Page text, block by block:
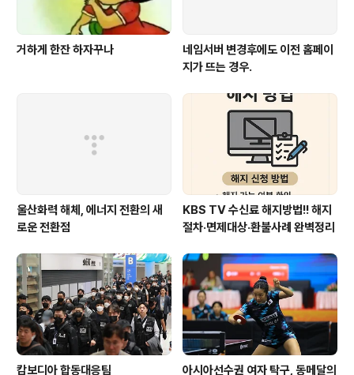
거하게 한잔 하자꾸나
네임서버 변경후에도 이전 홈페이
지가 뜨는 경우.
울산화력 해체, 에너지 전환의 새
로운 전환점
KBS TV 수신료 해지방법!! 해지
절차·면제대상·환불사례 완벽정리
캄보디아 합동대응팀 아시아선수권 여자 탁구, 동메달의